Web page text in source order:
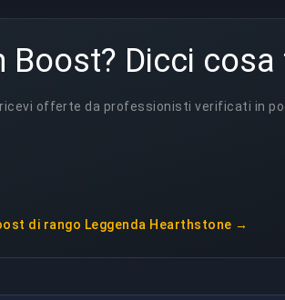
Boost? Dicci cosa
offerte da professionisti verificati in
di rango Leggenda Hearthstone →